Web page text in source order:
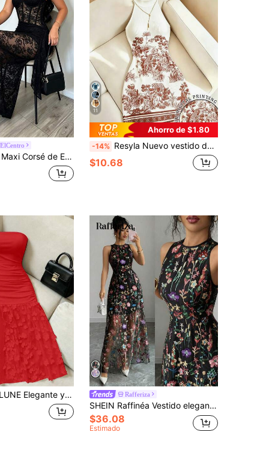
Elegante Vestido Formal de Fiesta de Primavera Verano, Adecuado para Salir de Noche y Uso Diario
11
Ahorro de $1.80
-14% Resyla Nuevo vestido de mujer de cuello halter de corte regular con estampado floral sintético
$10.68
para mujer de unicolor, con cintura fruncida, ajuste ceñido y contraste de malla floral Rafferiza
SHEIN Raffinéa Vestido elegante de mujer de cuello redondo sin mangas con bordado romántico de malla púrpura para fiesta, primavera/verano
$36.08
Estimado